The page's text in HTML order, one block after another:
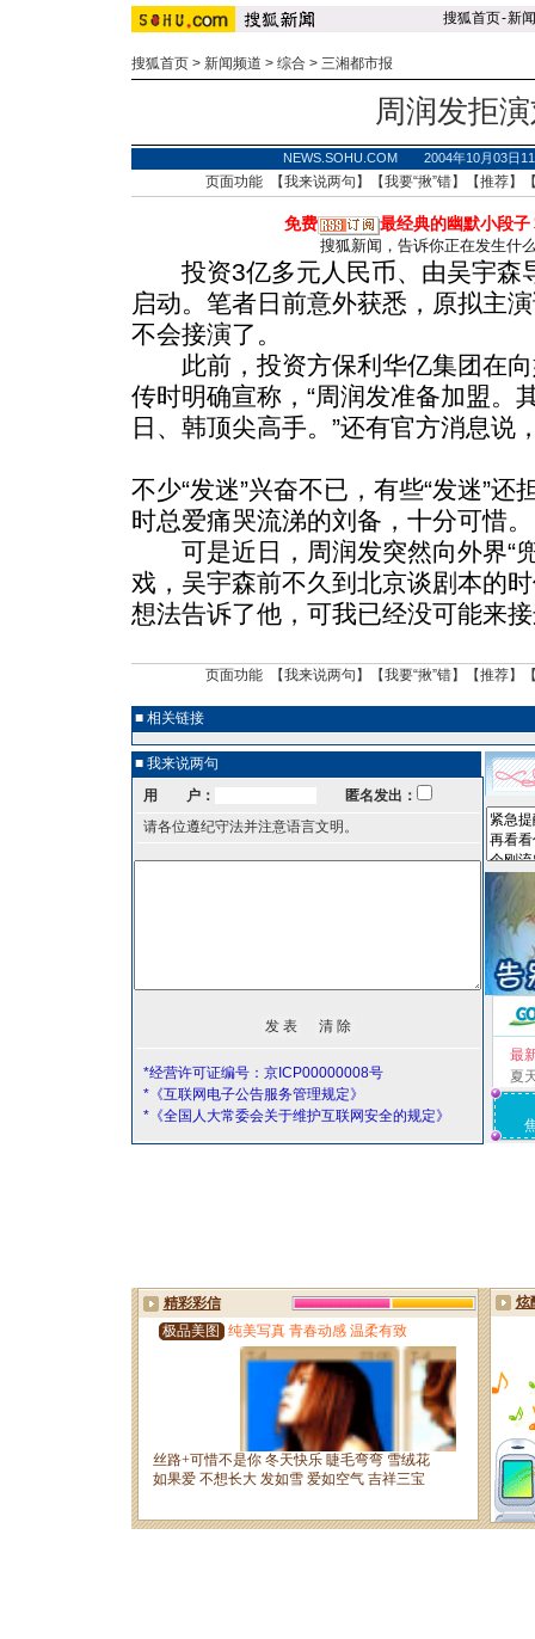
搜狐首页-新闻
搜狐首页 > 新闻频道 > 综合 > 三湘都市报
周润发拒
NEWS.SOHU.COM 2004年10月03日
页面功能 【我来说两句 】【我要“揪”错】【推荐】
免费 最经典的幽默小段子
搜狐新闻，告诉你正在发生什
投资3亿多元人民币、由吴宇森
启动。笔者日前意外获悉，原拟主
不会接演了。
此前，投资方保利华亿集团在向
传时明确宣称，“周润发准备加盟。
日、韩顶尖高手。”还有官方消息说
不少“发迷”兴奋不已，有些“发迷”
时总爱痛哭流涕的刘备，十分可惜。
可是近日，周润发突然向外界“兜
戏，吴宇森前不久到北京谈剧本的
想法告诉了他，可我已经没可能来
页面功能 【我来说两句 】【我要“揪”错】【推荐】
■ 相关链接
■ 我来说两句
用 户：
匿名发出：
请各位遵纪守法并注意语言文明。
*经营许可证编号：京ICP00000008号
*《互联网电子公告服务管理规定》
*《全国人大常委会关于维护互联网安全的规定》
最
夏